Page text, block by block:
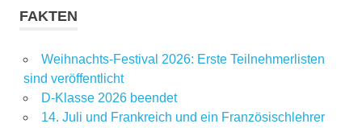
FAKTEN
Weihnachts-Festival 2026: Erste Teilnehmerlisten
sind veröffentlicht
D-Klasse 2026 beendet
14. Juli und Frankreich und ein Französischlehrer